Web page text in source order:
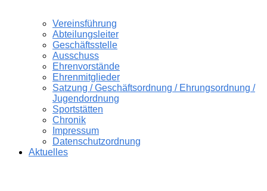
Vereinsführung
Abteilungsleiter
Geschäftsstelle
Ausschuss
Ehrenvorstände
Ehrenmitglieder
Satzung / Geschäftsordnung / Ehrungsordnung /
Jugendordnung
Sportstätten
Chronik
Impressum
Datenschutzordnung
Aktuelles